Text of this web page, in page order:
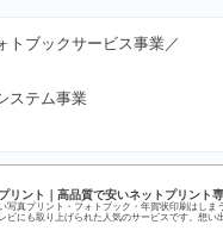
トブックサービス事業／
ステム事業
リント｜高品質で安いネットプリント
写真プリント・フォトブック・年賀状印刷はし
ビにも取り上げられた人気のサービスです。想